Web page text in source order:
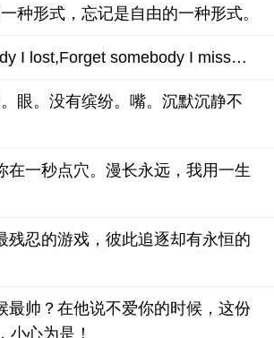
种形式，忘记是自由的一种形式。
I lost,Forget somebody I miss…
眼。没有缤纷。嘴。沉默沉静不
在一秒点穴。漫长永远，我用一生
残忍的游戏，彼此追逐却有永恒的
最帅？在他说不爱你的时候，这份
小心为是！